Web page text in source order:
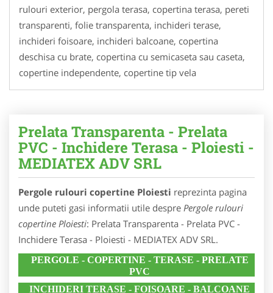
rulouri exterior, pergola terasa, copertina terasa, pereti
transparenti, folie transparenta, inchideri terase,
inchideri foisoare, inchideri balcoane, copertina
deschisa cu brate, copertina cu semicaseta sau caseta,
copertine independente, copertine tip vela
Prelata Transparenta - Prelata
PVC - Inchidere Terasa - Ploiesti -
MEDIATEX ADV SRL
Pergole rulouri copertine Ploiesti reprezinta pagina
unde puteti gasi informatii utile despre Pergole rulouri
copertine Ploiesti: Prelata Transparenta - Prelata PVC -
Inchidere Terasa - Ploiesti - MEDIATEX ADV SRL.
PERGOLE - COPERTINE - TERASE - PRELATE
PVC
INCHIDERI TERASE - FOISOARE - BALCOANE